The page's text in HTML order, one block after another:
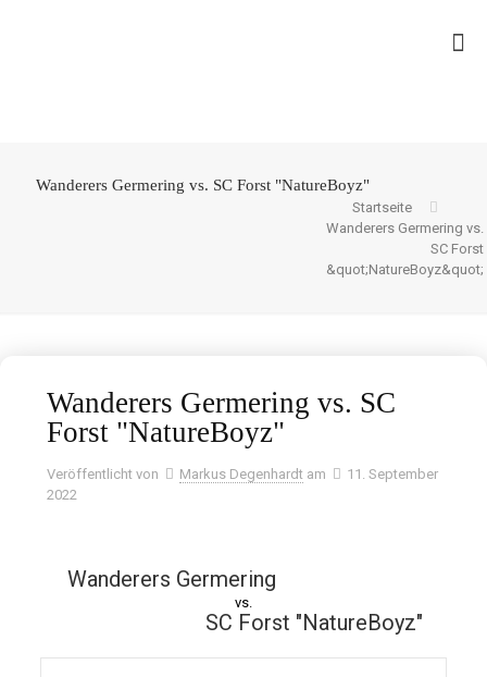
Wanderers Germering vs. SC Forst "NatureBoyz"
Startseite
Wanderers Germering vs.
SC Forst
&quot;NatureBoyz&quot;
Wanderers Germering vs. SC
Forst "NatureBoyz"
Veröffentlicht von Markus Degenhardt am
11. September
2022
Wanderers Germering
vs.
SC Forst "NatureBoyz"